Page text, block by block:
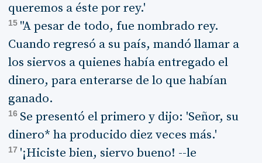
queremos a éste por rey.'
15 "A pesar de todo, fue nombrado rey.
Cuando regresó a su país, mandó llamar a
los siervos a quienes había entregado el
dinero, para enterarse de lo que habían
ganado.
16 Se presentó el primero y dijo: 'Señor, su
dinero* ha producido diez veces más.'
17 '¡Hiciste bien, siervo bueno! --le